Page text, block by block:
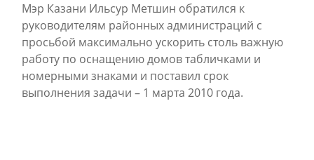
Мэр Казани Ильсур Метшин обратился к
руководителям районных администраций с
просьбой максимально ускорить столь важную
работу по оснащению домов табличками и
номерными знаками и поставил срок
выполнения задачи – 1 марта 2010 года.